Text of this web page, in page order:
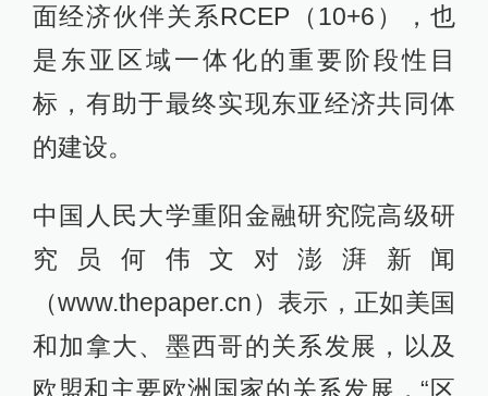
面经济伙伴关系RCEP（10+6），也
是东亚区域一体化的重要阶段性目
标，有助于最终实现东亚经济共同体
的建设。
中国人民大学重阳金融研究院高级研
究员何伟文对澎湃新闻
（www.thepaper.cn）表示，正如美国
和加拿大、墨西哥的关系发展，以及
欧盟和主要欧洲国家的关系发展，“区